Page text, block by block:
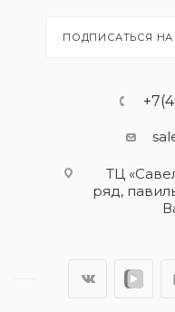
ПОДПИСАТЬСЯ
ТЦ
ряд,